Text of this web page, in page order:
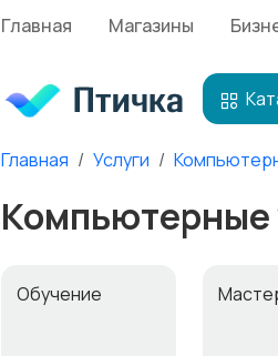
Главная Магазины
Главная Услуги
Компьютерные
Обучение